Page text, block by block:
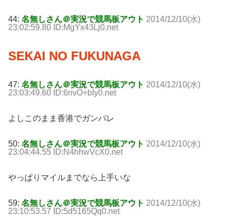
44: 名無しさん＠実況で競馬板アウト 2014/12/10(水)
23:02:59.80 ID:MgYx43Lj0.net
SEKAI NO FUKUNAGA
47: 名無しさん＠実況で競馬板アウト 2014/12/10(水)
23:03:49.60 ID:6nvO+bIy0.net
よしこのまま香港でガンバレ
50: 名無しさん＠実況で競馬板アウト 2014/12/10(水)
23:04:44.55 ID:N4hhwVcX0.net
やっぱりマイルまでなら上手いな
59: 名無しさん＠実況で競馬板アウト 2014/12/10(水)
23:10:53.57 ID:5d5165Qq0.net